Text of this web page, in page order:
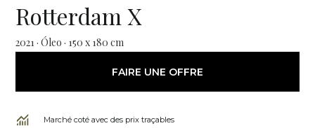
Rotterdam X
2021 · Óleo · 150 x 180 cm
FAIRE UNE OFFRE
Marché coté avec des prix traçables